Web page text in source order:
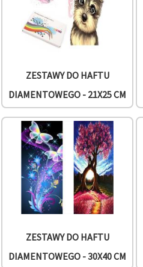
używanie
wszystkich
plików
wszystkie!"
wskazać
swoje
preferencje
w
Ustawieniach,
wybierając
dany typ
cookie i
klikając
przycisk
"Zapisz"
wszystkie
ZESTAWY DO HAFTU
DIAMENTOWEGO - 21X25 CM
ZESTAWY DO HAFTU
DIAMENTOWEGO - 30X40 CM